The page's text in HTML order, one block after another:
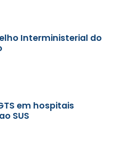
Interministerial do
em hospitais
SUS